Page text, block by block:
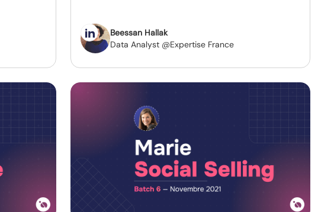
Beessan Hallak
Data Analyst @Expertise France